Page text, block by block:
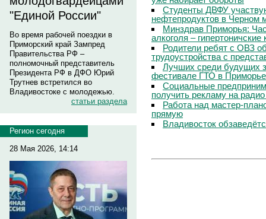
"Единой России"
Во время рабочей поездки в
Приморский край Зампред
Правительства РФ –
полномочный представитель
Президента РФ в ДФО Юрий
Трутнев встретился во
Владивостоке с молодежью.
статьи раздела
Регион сегодня
28 Мая 2026, 14:14
Студенты ДВФУ
нефтепродуктов в Черном
Минздрав Приморья:
алкоголя –
Родители ребят с ОВЗ
трудоустройства с
Лучших среди будущих
фестивале ГТО в Приморье
Социальные
получить рекламу на
Работа над мастер-
прямую
Владивосток